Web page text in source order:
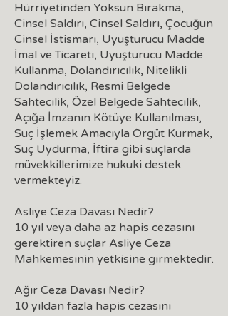
Hürriyetinden Yoksun Bırakma,
Cinsel Saldırı, Cinsel Saldırı, Çocuğun
Cinsel İstismarı, Uyuşturucu Madde
İmal ve Ticareti, Uyuşturucu Madde
Kullanma, Dolandırıcılık, Nitelikli
Dolandırıcılık, Resmi Belgede
Sahtecilik, Özel Belgede Sahtecilik,
Açığa İmzanın Kötüye Kullanılması,
Suç İşlemek Amacıyla Örgüt Kurmak,
Suç Uydurma, İftira gibi suçlarda
müvekkillerimize hukuki destek
vermekteyiz.
Asliye Ceza Davası Nedir?
10 yıl veya daha az hapis cezasını
gerektiren suçlar Asliye Ceza
Mahkemesinin yetkisine girmektedir.
Ağır Ceza Davası Nedir?
10 yıldan fazla hapis cezasını